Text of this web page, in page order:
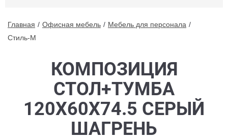
Главная Офисная мебель
Мебель для персонала
Стиль-M
КОМПОЗИЦИЯ
СТОЛ+ТУМБА
120X60X74.5 СЕРЫЙ
ШАГРЕНЬ